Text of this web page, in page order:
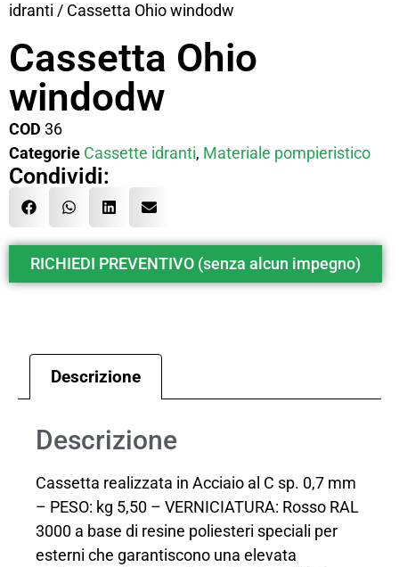
idranti / Cassetta Ohio windodw
Cassetta Ohio
windodw
COD 36
Categorie Cassette idranti, Materiale pompieristico
Condividi:
RICHIEDI PREVENTIVO (senza alcun impegno)
Descrizione
Descrizione
Cassetta realizzata in Acciaio al C sp. 0,7 mm
– PESO: kg 5,50 – VERNICIATURA: Rosso RAL
3000 a base di resine poliesteri speciali per
esterni che garantiscono una elevata